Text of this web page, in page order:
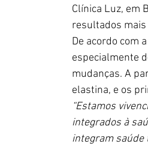
Clínica Luz, em
resultados mais
De acordo com
especialmente
mudanças. A
elastina, e os
“Estamos
integrados à
integram saúde